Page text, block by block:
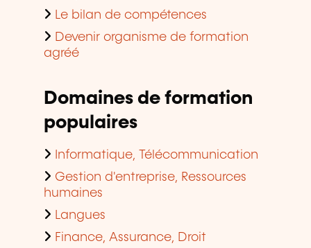
Le bilan de compétences
Devenir organisme de formation
agréé
Domaines de formation
populaires
Informatique, Télécommunication
Gestion d'entreprise, Ressources
humaines
Langues
Finance, Assurance, Droit